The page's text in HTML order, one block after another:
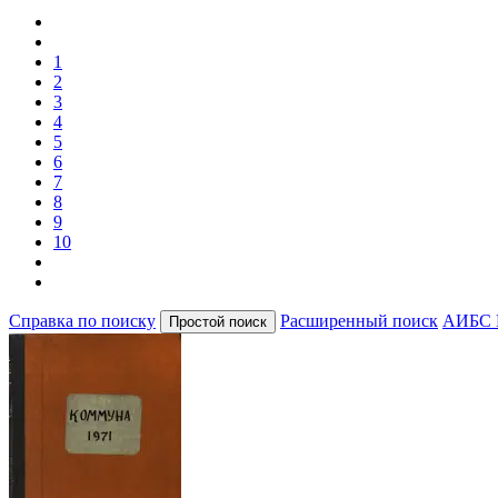
1
2
3
4
5
6
7
8
9
10
Справка по поиску Расширенный поиск АИБС